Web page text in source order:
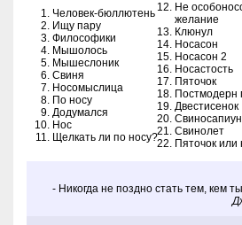
Человек-бюллютень
Ищу пару
Философики
Мышолось
Мышеслоник
Свиня
Носомыслица
По носу
Додумался
Нос
Щелкать ли по носу?
Не
желание
Клюнул
Носасон
Носасон 2
Носастость
Пяточок
Постмодерн
Двестисенок
Свинолет
Пяточок или
- Никогда не поздно стать тем, кем